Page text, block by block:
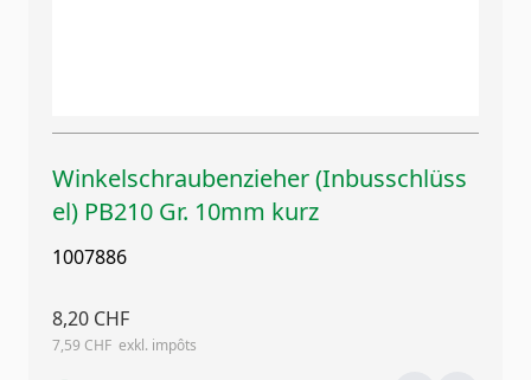
Winkelschraubenzieher (Inbusschlüss
el) PB210 Gr. 10mm kurz
1007886
8,20 CHF
7,59 CHF